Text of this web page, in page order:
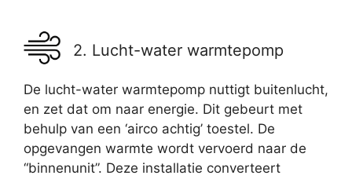
2. Lucht-water warmtepomp
De lucht-water warmtepomp nuttigt buitenlucht,
en zet dat om naar energie. Dit gebeurt met
behulp van een ‘airco achtig’ toestel. De
opgevangen warmte wordt vervoerd naar de
“binnenunit”. Deze installatie converteert